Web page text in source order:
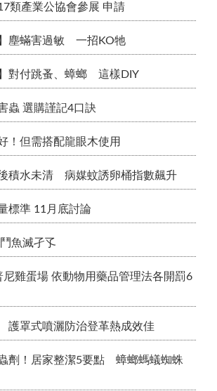
類產業公協會參展 申請
】塵蟎害過敏 一招KO牠
】對付跳蚤、蟑螂 這樣DIY
蟲 選購謹記4口訣
！但需搭配龍眼木使用
積水未清 病媒蚊誘卵桶指數飆升
標準 11月底討論
魚滅孑孓
尼雞蛋場 依動物用藥品管理法各開罰6
罩式噴灑防治登革熱成效佳
劑！居家整潔5要點 蟑螂螞蟻蜘蛛